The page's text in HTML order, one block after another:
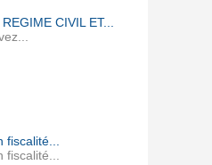
CIVIL ET...